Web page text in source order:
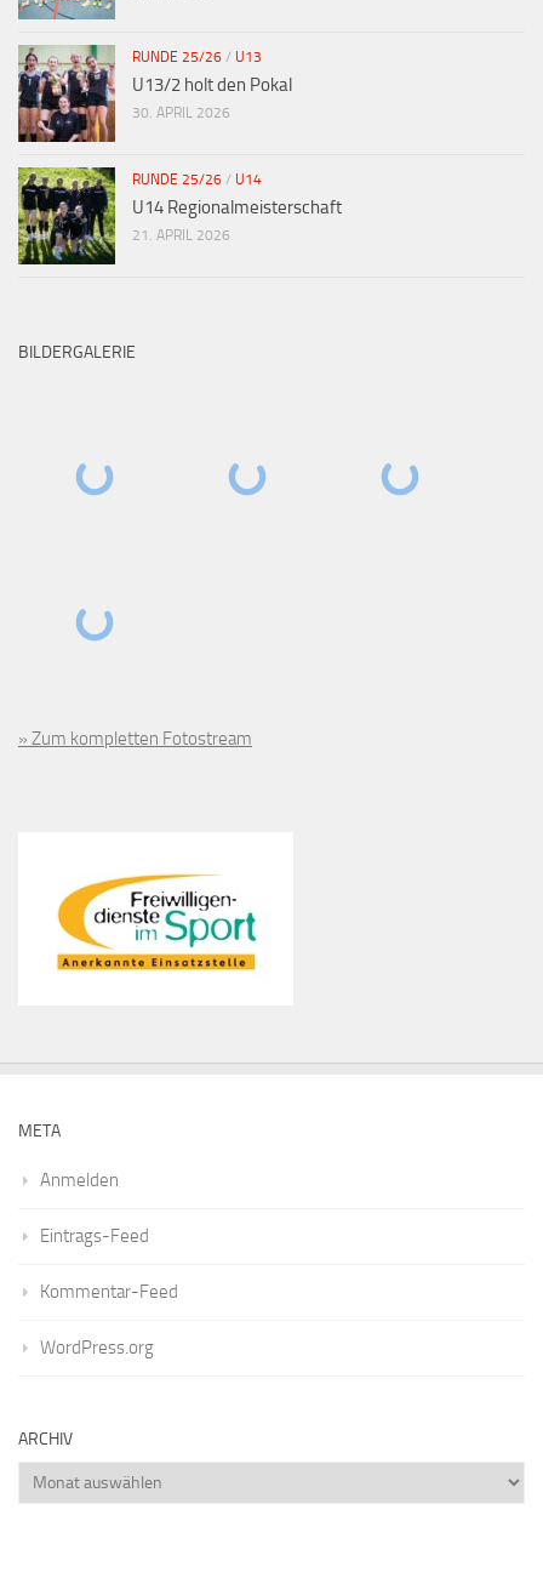
RUNDE 25/26 / U13
U13/2 holt den Pokal
30. APRIL 2026
RUNDE 25/26 / U14
U14 Regionalmeisterschaft
21. APRIL 2026
BILDERGALERIE
» Zum kompletten Fotostream
META
Anmelden
Eintrags-Feed
Kommentar-Feed
WordPress.org
ARCHIV
Archiv